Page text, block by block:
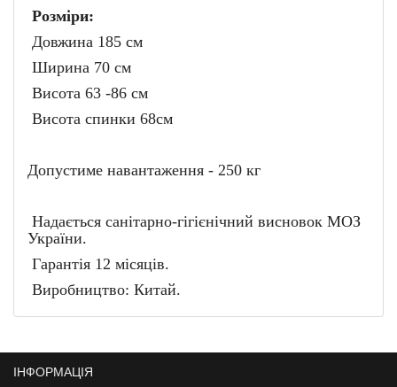
Розміри:
Довжина 185 см
Ширина 70 см
Висота 63 -86 см
Висота спинки 68см
Допустиме навантаження - 250 кг
Надається санітарно-гігієнічний висновок МОЗ
України.
Гарантія 12 місяців.
Виробництво: Китай.
ІНФОРМАЦІЯ